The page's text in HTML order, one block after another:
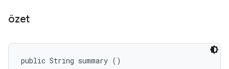
özet
public String summary ()